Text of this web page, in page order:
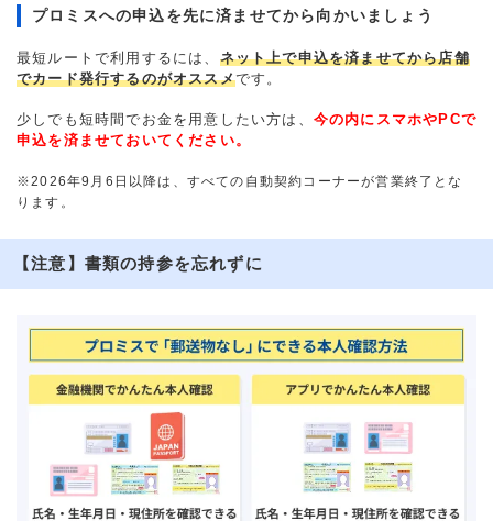
プロミスへの申込を先に済ませてから向かいましょう
最短ルートで利用するには、 ネット上で申込を済ませてから店舗
でカード発行するのがオススメです。
少しでも短時間でお金を用意したい方は、 今の内にスマホやPCで
申込を済ませておいてください。
※2026年9月6日以降は、すべての自動契約コーナーが営業終了とな
ります。
【注意】書類の持参を忘れずに